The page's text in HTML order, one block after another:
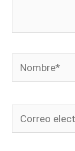
Nombre*
Correo
electrónico*